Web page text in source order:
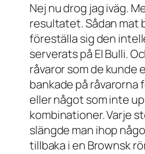
Nej nu drog jag iväg.
resultatet. Sådan mat
föreställa sig den
serverats på El Bulli.
råvaror som de
bankade på råvarorna
eller något som inte
kombinationer. Varje
slängde man ihop
tillbaka i en Brownsk